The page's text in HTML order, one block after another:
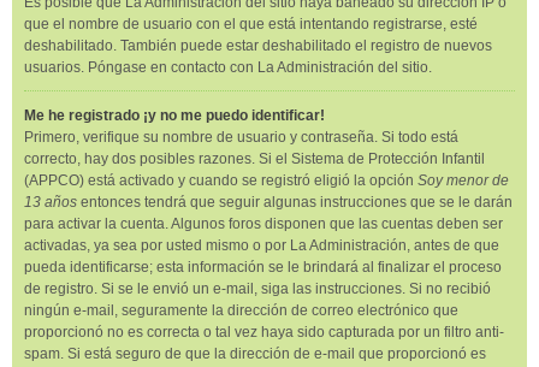
que el nombre de usuario con el que está intentando registrarse, esté
deshabilitado. También puede estar deshabilitado el registro de nuevos
usuarios. Póngase en contacto con La Administración del sitio.
Me he registrado ¡y no me puedo identificar!
Primero, verifique su nombre de usuario y contraseña. Si todo está
correcto, hay dos posibles razones. Si el Sistema de Protección Infantil
(APPCO) está activado y cuando se registró eligió la opción Soy menor de
13 años entonces tendrá que seguir algunas instrucciones que se le darán
para activar la cuenta. Algunos foros disponen que las cuentas deben ser
activadas, ya sea por usted mismo o por La Administración, antes de que
pueda identificarse; esta información se le brindará al finalizar el proceso
de registro. Si se le envió un e-mail, siga las instrucciones. Si no recibió
ningún e-mail, seguramente la dirección de correo electrónico que
proporcionó no es correcta o tal vez haya sido capturada por un filtro anti-
spam. Si está seguro de que la dirección de e-mail que proporcionó es